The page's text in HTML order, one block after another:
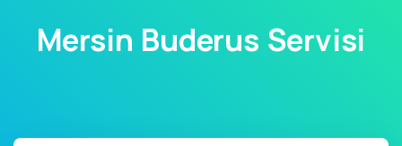
Mersin Buderus Servisi